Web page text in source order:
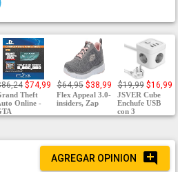
$74,99
Theft
Online -
$64,95 $38,99
Flex Appeal 3.0-
insiders, Zap
$19,99 $16,99
JSVER Cube
Enchufe USB
con 3
AGREGAR OPINION